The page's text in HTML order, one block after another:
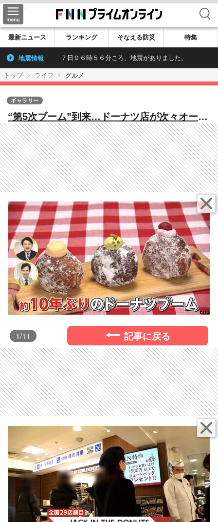
検索
最新ニュース ランキング そなえる防災 特集
地震情報 ７日０６時５６分ころ、地震がありました。
トップ ライフ グルメ
“第5次ブーム”到来…ドーナツ店が次々オープ
ン 火付け役・人気の「生ドーナツ」…自由
に広がる「生」の定義【しってる？】
ギャラリー
1/11 記事に戻る